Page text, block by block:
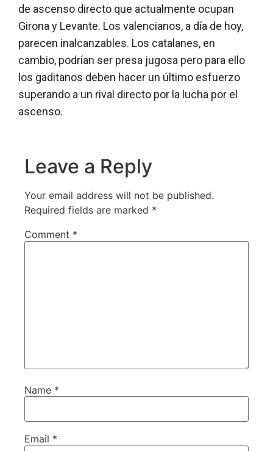
de ascenso directo que actualmente ocupan
Girona y Levante. Los valencianos, a día de hoy,
parecen inalcanzables. Los catalanes, en
cambio, podrían ser presa jugosa pero para ello
los gaditanos deben hacer un último esfuerzo
superando a un rival directo por la lucha por el
ascenso.
Leave a Reply
Your email address will not be published.
Required fields are marked *
Comment *
Name *
Email *